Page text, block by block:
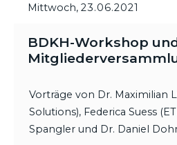
Mittwoch, 23.06.2021
BDKH-Workshop
Vorträge von Dr. Maximilian
Solutions), Federica Suess
Spangler und Dr. Daniel